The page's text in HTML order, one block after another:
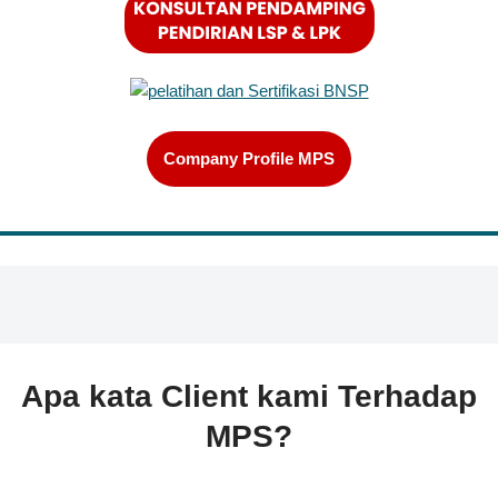
Company Profile MPS
Apa kata Client kami Terhadap
MPS?